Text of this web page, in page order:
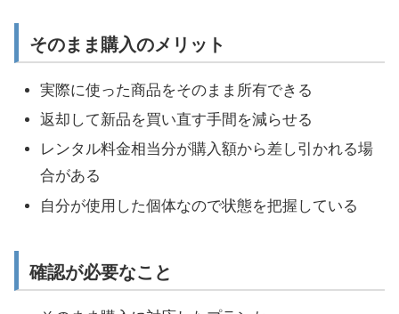
そのまま購入のメリット
実際に使った商品をそのまま所有できる
返却して新品を買い直す手間を減らせる
レンタル料金相当分が購入額から差し引かれる場
合がある
自分が使用した個体なので状態を把握している
確認が必要なこと